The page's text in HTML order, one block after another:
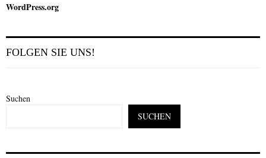
WordPress.org
FOLGEN SIE UNS!
Suchen
SUCHEN